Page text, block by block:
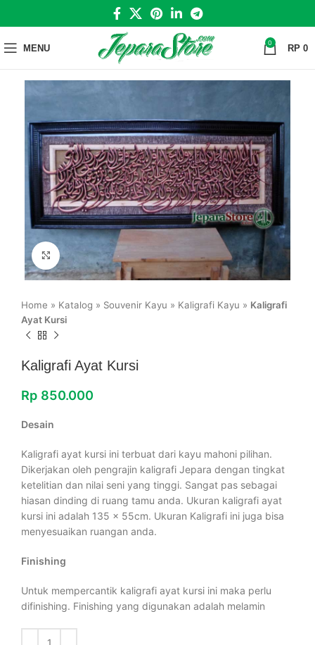
MENU 0 RP 0
Click to enlarge
Home » Katalog » Souvenir Kayu » Kaligrafi Kayu » Kaligrafi
Ayat Kursi
Kaligrafi Ayat Kursi
Rp 850.000
Desain
Kaligrafi ayat kursi ini terbuat dari kayu mahoni pilihan.
Dikerjakan oleh pengrajin kaligrafi Jepara dengan tingkat
ketelitian dan nilai seni yang tinggi. Sangat pas sebagai
hiasan dinding di ruang tamu anda. Ukuran kaligrafi ayat
kursi ini adalah 135 x 55cm. Ukuran Kaligrafi ini juga bisa
menyesuaikan ruangan anda.
Finishing
Untuk mempercantik kaligrafi ayat kursi ini maka perlu
difinishing. Finishing yang digunakan adalah melamin